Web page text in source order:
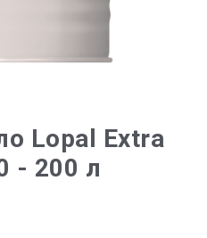
Lopal Extra
- 200 л